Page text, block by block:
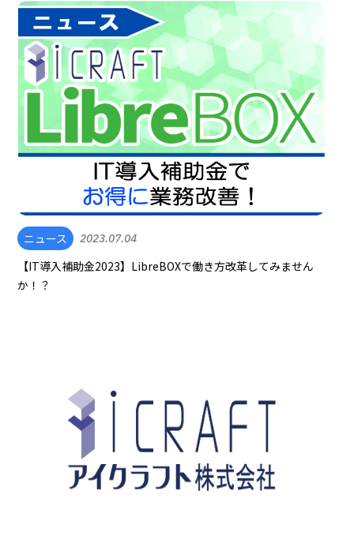
ニュース 2023.07.04
【IT導入補助金2023】LibreBOXで働き方改革してみません
か！？